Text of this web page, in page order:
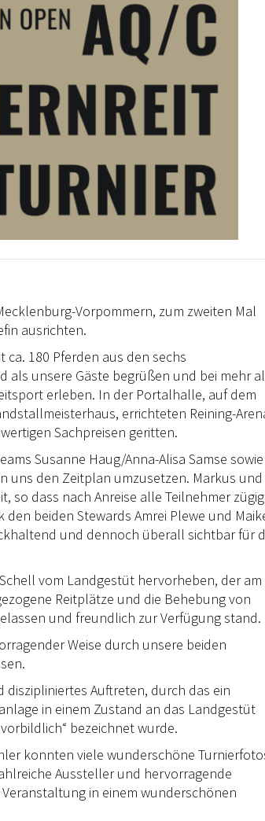
Vorpommern, zum zweiten Mal
ausrichten.
180 Pferden aus den sechs
als unsere Gäste begrüßen und bei mehr
erleben. In der Portalhalle, auf dem
errichteten Reining-
Sachpreisen geritten.
Susanne Haug/Anna-Alisa Samse sowie
uns den Zeitplan umzusetzen. Markus und
so dass nach Anreise alle Teilnehmer zügig
beiden Stewards Amrei Plewe und
und dennoch überall sichtbar für
vom Landgestüt hervorheben, der am
Reitplätze und die Behebung von
und freundlich zur Verfügung stand.
Weise durch unsere beiden
Auftreten, durch das ein
in einem Zustand an das Landgestüt
bezeichnet wurde.
konnten viele wunderschöne
Aussteller und hervorragende
in einem wunderschönen